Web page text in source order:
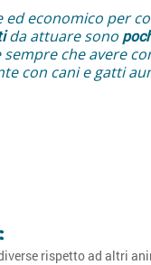
economico per
da attuare sono
che avere
con cani e gatti
rispetto ad altri